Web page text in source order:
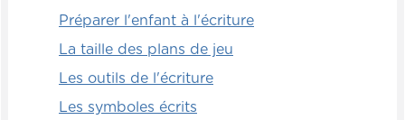
Préparer l'enfant à l'écriture
La taille des plans de jeu
Les outils de l'écriture
Les symboles écrits